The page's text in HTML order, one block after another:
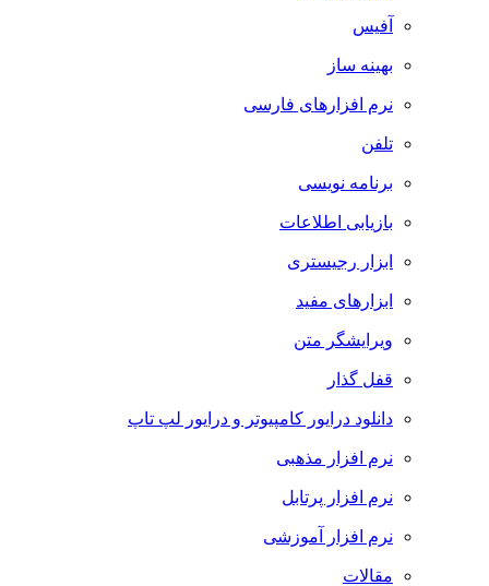
آفیس
بهینه ساز
نرم افزارهای فارسی
تلفن
برنامه نویسی
بازیابی اطلاعات
ابزار رجیستری
ابزارهای مفید
ویرایشگر متن
قفل گذار
دانلود درایور کامپیوتر و درایور لپ تاپ
نرم افزار مذهبی
نرم افزار پرتابل
نرم افزار آموزشی
مقالات